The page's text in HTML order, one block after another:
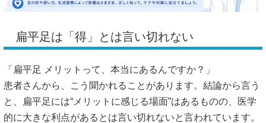
扁平足は「得」とは言い切れない
「扁平足 メリットって、本当にあるんですか？」
患者さんから、こう聞かれることがあります。結論から言う
と、扁平足には“メリットに感じる場面”はあるものの、医学
的に大きな利点があるとは言い切れないと言われています。